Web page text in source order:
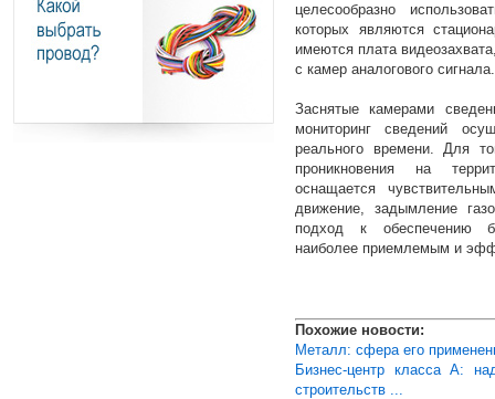
целесообразно
которых являются
имеются плата
с камер аналогового сигнала.
Заснятые камерами
мониторинг сведений
реального времени. Для
проникновения на
оснащается
движение, задымление
подход к обеспечению
наиболее приемлемым и
Похожие новости:
Металл: сфера его
Бизнес-центр класса А:
строительств ...